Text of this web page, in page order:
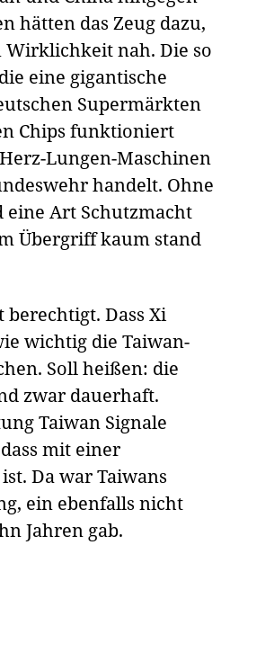
hätten das Zeug dazu,
Wirklichkeit nah. Die so
eine gigantische
Supermärkten
Chips funktioniert
Lungen-Maschinen
handelt. Ohne
eine Art Schutzmacht
Übergriff kaum stand
Dass Xi
wichtig die Taiwan-
Soll heißen: die
zwar dauerhaft.
Taiwan Signale
mit einer
Da war Taiwans
ein ebenfalls nicht
Jahren gab.